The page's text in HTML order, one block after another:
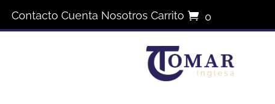
Contacto Cuenta Nosotros Carrito
0
elementos